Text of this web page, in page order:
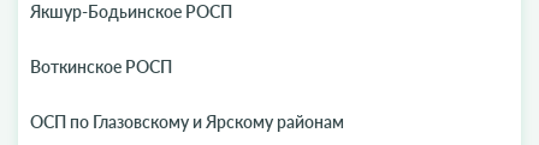
Якшур-Бодьинское РОСП
Воткинское РОСП
ОСП по Глазовскому и Ярскому районам